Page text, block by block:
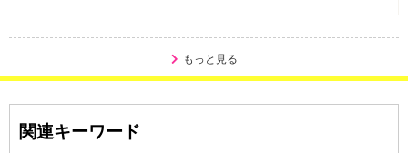
了することがございます。ご了承いただいたうえでお申し込みくだ
【配送伝票番号について】
もっと見る
関連キーワード